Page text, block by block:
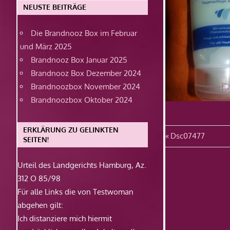
Vorheriger
Beitrag:
Dsc07477
NEUSTE BEITRÄGE
Die Brandnooz Box im Februar
und März 2025
Brandnooz Box Januar 2025
Brandnooz Box Dezember 2024
Brandnoozbox November 2024
Brandnoozbox Oktober 2024
ERKLÄRUNG ZU GELINKTEN
SEITEN!
Urteil des Landgerichts Hamburg, Az.
312 O 85/98
Für alle Links die von Testwoman
abgehen gilt:
Ich distanziere mich hiermit